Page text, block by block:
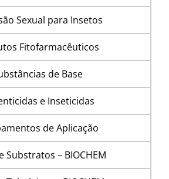
Sexual para Insetos
Fitofarmacêuticos
de Base
e Inseticidas
de Aplicação
Substratos – BIOCHEM